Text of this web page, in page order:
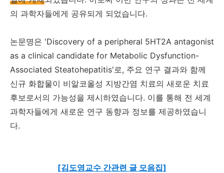
의 과학자들에게 공유되게 되었습니다.
논문명은 'Discovery of a peripheral 5HT2A antagonist
as a clinical candidate for Metabolic Dysfunction-
Associated Steatohepatitis'로, 주요 연구 결과와 함께
신규 화합물이 비알코올성 지방간염 치료의 새로운 치료
후보로서의 가능성을 제시하였습니다. 이를 통해 전 세계
과학자들에게 새로운 연구 동향과 정보를 제공하였습니
다.
[김도영교수 간관련 글 모음집]